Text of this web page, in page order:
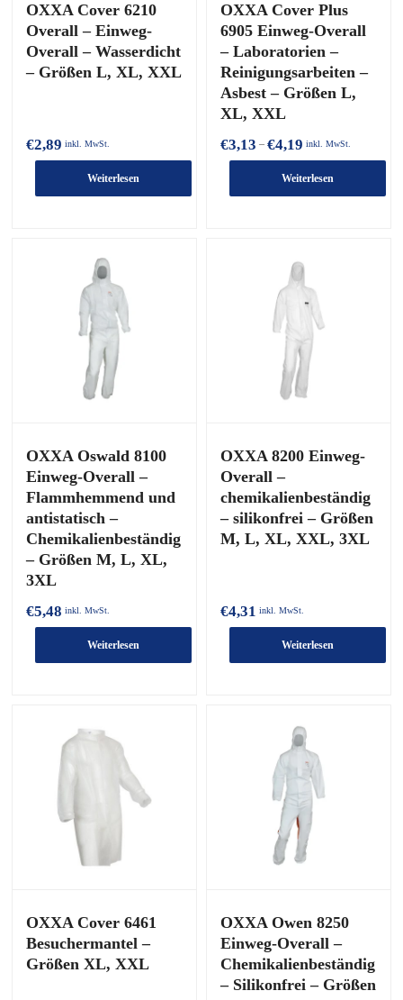
OXXA Cover 6210
Overall – Einweg-
Overall – Wasserdicht
– Größen L, XL, XXL
€2,89 inkl. MwSt.
Weiterlesen
OXXA Cover Plus
6905 Einweg-Overall
– Laboratorien –
Reinigungsarbeiten –
Asbest – Größen L,
XL, XXL
€3,13 – €4,19 Preisspanne:
€3,13
bis
€4,19
inkl. MwSt.
Weiterlesen
OXXA Oswald 8100
Einweg-Overall –
Flammhemmend und
antistatisch –
Chemikalienbeständig
– Größen M, L, XL,
3XL
€5,48 inkl. MwSt.
Weiterlesen
OXXA 8200 Einweg-
Overall –
chemikalienbeständig
– silikonfrei – Größen
M, L, XL, XXL, 3XL
€4,31 inkl. MwSt.
Weiterlesen
OXXA Cover 6461
Besuchermantel –
Größen XL, XXL
OXXA Owen 8250
Einweg-Overall –
Chemikalienbeständig
– Silikonfrei – Größen